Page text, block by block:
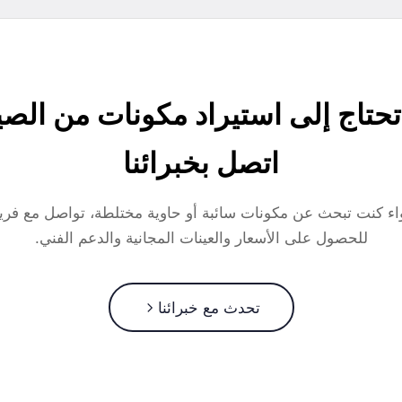
إلى استيراد مكونات من
اتصل بخبرائنا
كنت تبحث عن مكونات سائبة أو حاوية مختلطة، تواصل مع
للحصول على الأسعار والعينات المجانية والدعم الفني.
تحدث مع خبرائنا